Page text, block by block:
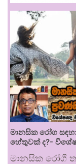
මානසික රෝග
හේතුවක් ද?-
මානසික රෝගී